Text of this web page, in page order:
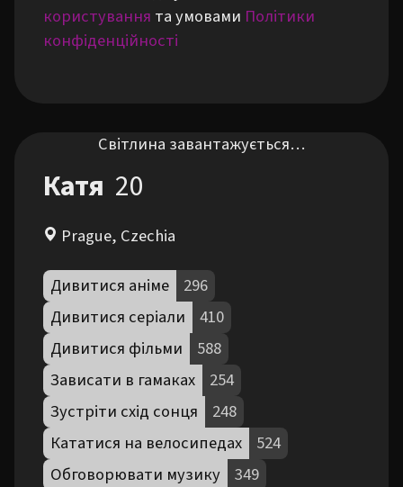
користування та умовами Політики
конфіденційності
Світлина завантажується…
Катя 20
Prague, Czechia
Дивитися аніме
296
Дивитися серіали
410
Дивитися фільми
588
Зависати в гамаках
254
Зустріти схід сонця
248
Кататися на велосипедах
524
Обговорювати музику
349